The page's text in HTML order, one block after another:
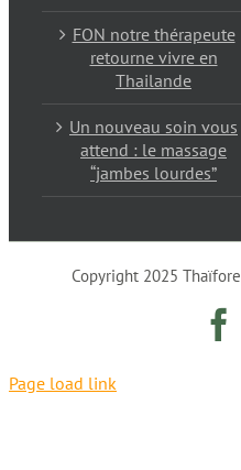
FON notre thérapeute
retourne vivre en
Thailande
Un nouveau soin vous
attend : le massage
“jambes lourdes”
Copyright 2025
Page load link